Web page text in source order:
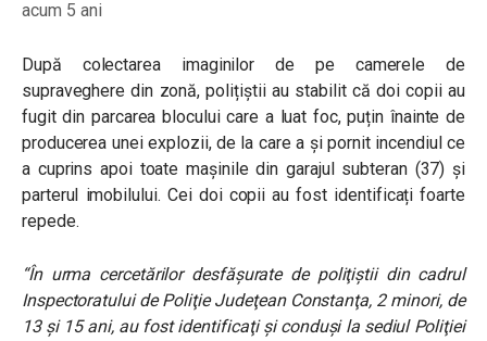
acum 5 ani
După colectarea imaginilor de pe camerele de
supraveghere din zonă, polițiștii au stabilit că doi copii au
fugit din parcarea blocului care a luat foc, puțin înainte de
producerea unei explozii, de la care a și pornit incendiul ce
a cuprins apoi toate mașinile din garajul subteran (37) și
parterul imobilului. Cei doi copii au fost identificați foarte
repede.
“În urma cercetărilor desfăşurate de poliţiştii din cadrul
Inspectoratului de Poliţie Judeţean Constanţa, 2 minori, de
13 şi 15 ani, au fost identificaţi şi conduşi la sediul Poliţiei